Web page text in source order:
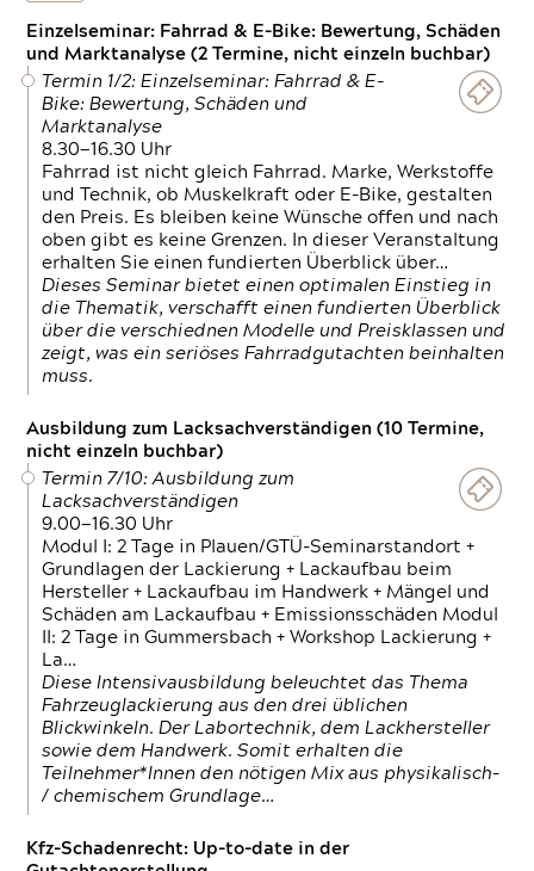
Einzelseminar: Fahrrad & E-Bike: Bewertung, Schäden
und Marktanalyse (2 Termine, nicht einzeln buchbar)
Termin 1/2: Einzelseminar: Fahrrad & E-
Bike: Bewertung, Schäden und
Marktanalyse
8.30—16.30 Uhr
Fahrrad ist nicht gleich Fahrrad. Marke, Werkstoffe
und Technik, ob Muskelkraft oder E-Bike, gestalten
den Preis. Es bleiben keine Wünsche offen und nach
oben gibt es keine Grenzen. In dieser Veranstaltung
erhalten Sie einen fundierten Überblick über…
Dieses Seminar bietet einen optimalen Einstieg in
die Thematik, verschafft einen fundierten Überblick
über die verschiednen Modelle und Preisklassen und
zeigt, was ein seriöses Fahrradgutachten beinhalten
muss.
Ausbildung zum Lacksachverständigen (10 Termine,
nicht einzeln buchbar)
Termin 7/10: Ausbildung zum
Lacksachverständigen
9.00—16.30 Uhr
Modul I: 2 Tage in Plauen/GTÜ-Seminarstandort +
Grundlagen der Lackierung + Lackaufbau beim
Hersteller + Lackaufbau im Handwerk + Mängel und
Schäden am Lackaufbau + Emissionsschäden Modul
II: 2 Tage in Gummersbach + Workshop Lackierung +
La…
Diese Intensivausbildung beleuchtet das Thema
Fahrzeuglackierung aus den drei üblichen
Blickwinkeln. Der Labortechnik, dem Lackhersteller
sowie dem Handwerk. Somit erhalten die
Teilnehmer*Innen den nötigen Mix aus physikalisch-
/ chemischem Grundlage…
Kfz-Schadenrecht: Up-to-date in der